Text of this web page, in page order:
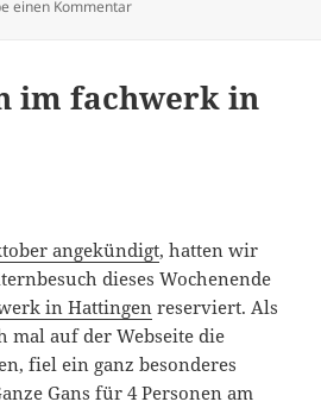
einen Kommentarzu Weihnachtsgans
im fachwerk in
angekündigt, hatten wir
dieses Wochenende
in Hattingenreserviert. Als
mal auf der Webseite die
fiel ein ganz besonderes
Gans für 4 Personen am